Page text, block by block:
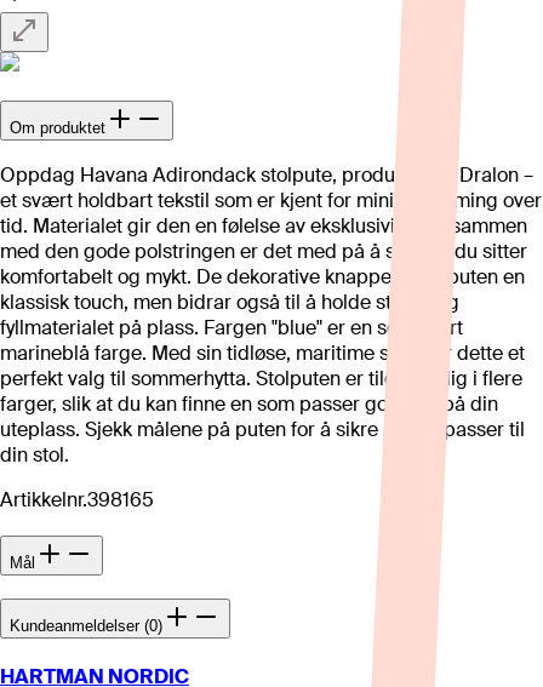
Om produktet
Oppdag Havana Adirondack stolpute, produsert av Dralon –
et svært holdbart tekstil som er kjent for minimal falming over
tid. Materialet gir den en følelse av eksklusivitet og sammen
med den gode polstringen er det med på å sikre at du sitter
komfortabelt og mykt. De dekorative knappene gir puten en
klassisk touch, men bidrar også til å holde stoffet og
fyllmaterialet på plass. Fargen "blue" er en sofistikert
marineblå farge. Med sin tidløse, maritime sjarm er dette et
perfekt valg til sommerhytta. Stolputen er tilgjengelig i flere
farger, slik at du kan finne en som passer godt inn på din
uteplass. Sjekk målene på puten for å sikre at den passer til
din stol.
Artikkelnr.398165
Mål
Kundeanmeldelser (0)
HARTMAN NORDIC